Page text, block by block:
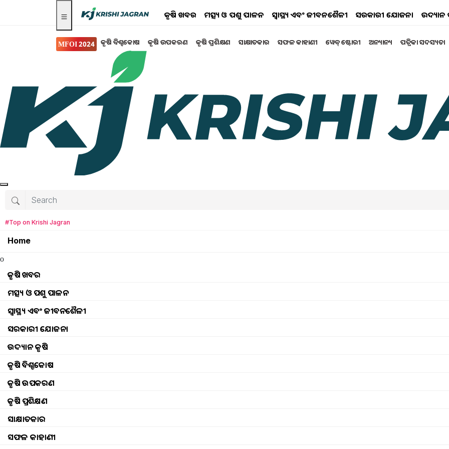
କୃଷି ଖବର ମତ୍ସ୍ୟ ଓ ପଶୁ ପାଳନ ସ୍ୱାସ୍ଥ୍ୟ ଏବଂ ଜୀବନଶୈଳୀ ସରକାରୀ ଯୋଜନା ଉଦ୍ୟାନ
MFOI 2024 କୃଷି ବିଶ୍ବକୋଷ କୃଷି ଉପକରଣ କୃଷି ପ୍ରଶିକ୍ଷଣ ସାକ୍ଷାତକାର ସଫଳ କାହାଣୀ ୱେବ୍ ଷ୍ଟୋରୀ ଅନ୍ୟାନ୍ୟ ପତ୍ରିକା ସଦସ୍ୟତା
#Top on Krishi Jagran
Home
o
କୃଷି ଖବର
ମତ୍ସ୍ୟ ଓ ପଶୁ ପାଳନ
ସ୍ୱାସ୍ଥ୍ୟ ଏବଂ ଜୀବନଶୈଳୀ
ସରକାରୀ ଯୋଜନା
ଉଦ୍ୟାନ କୃଷି
କୃଷି ବିଶ୍ବକୋଷ
କୃଷି ଉପକରଣ
କୃଷି ପ୍ରଶିକ୍ଷଣ
ସାକ୍ଷାତକାର
ସଫଳ କାହାଣୀ
କୃଷି ଉପକରଣ
କିପରି ଓ କେଉଁଠାରେ କରିବେ ଆବେଦନ ?
ଅଧିକ ରୋଜଗାର କରୁଥିବା ଚାଷୀଙ୍କ ପାଇଁ ଟ୍ରାକ୍ଟର କିଣିବା ଅତି ସହଜ କିନ୍ତୁ ଯେଉଁଚାଷୀ ଭଡ଼ାରେ ଆଣି ଟ୍ରାକ୍ଟର ବ୍ୟବହାର
କରୁଛନ୍ତି ସେମାନଙ୍କୁ ଅଧିକ ଅର୍ଥ ଖର୍ଚ୍ଚ କରିବାକୁ ପଡୁଛି l ଉତ୍ପାଦିତ ଅମଳ ଲାଭ ଠାରୁ ଅଧିକ ଭଡ଼ା ଟଙ୍କା ଦେବାକୁ ପଡେ l